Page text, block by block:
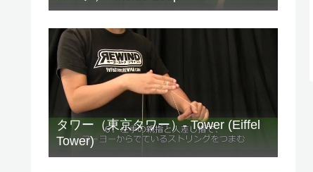
タワー（東京タワー）- Tower (Eiffel
Tower)